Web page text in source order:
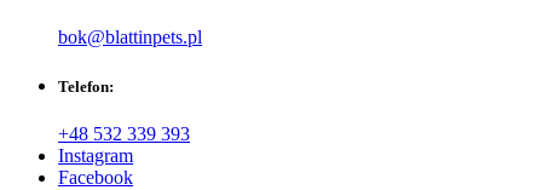
bok@blattinpets.pl
Telefon:
+48 532 339 393
Instagram
Facebook